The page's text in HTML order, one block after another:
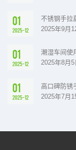
01
2025-12
不锈钢手拉
2025年9月
01
2025-12
潮湿车间使
2025年8月
01
2025-12
高口碑防锈
2025年7月